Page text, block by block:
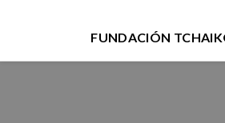
FUNDACIÓN